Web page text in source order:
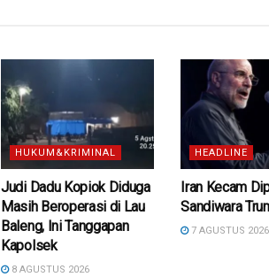
HUKUM&KRIMINAL
Judi Dadu Kopiok Diduga
Masih Beroperasi di Lau
Baleng, Ini Tanggapan
Kapolsek
8 AGUSTUS 2026
HEADLINE
Iran Kecam
Sandiwara
7 AGUSTUS 2026